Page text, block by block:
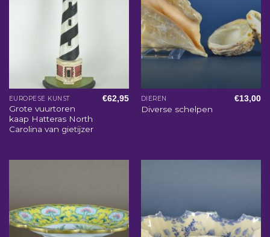
EUROPESE KUNST
Grote vuurtoren
kaap Hatteras North
Carolina van gietijzer
€62,95 DIEREN
Diverse schelpen
€13,00